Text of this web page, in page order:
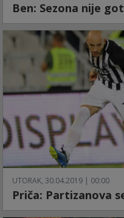
Ben: Sezona nije
UTORAK, 30.04.2019 | 00:00
Priča: Partizanova